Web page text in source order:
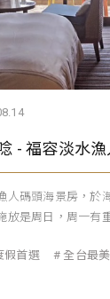
人碼頭海景房，於
放是周日，周一有
假首選 全台最美